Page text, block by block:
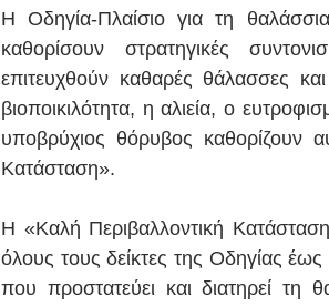
Η Οδηγία-Πλαίσιο για τη
καθορίσουν στρατηγικές
επιτευχθούν καθαρές θάλασσες
βιοποικιλότητα, η αλιεία, ο
υποβρύχιος θόρυβος καθορίζουν
Κατάσταση».
Η «Καλή Περιβαλλοντική
όλους τους δείκτες της Οδηγίας
που προστατεύει και διατηρεί τη